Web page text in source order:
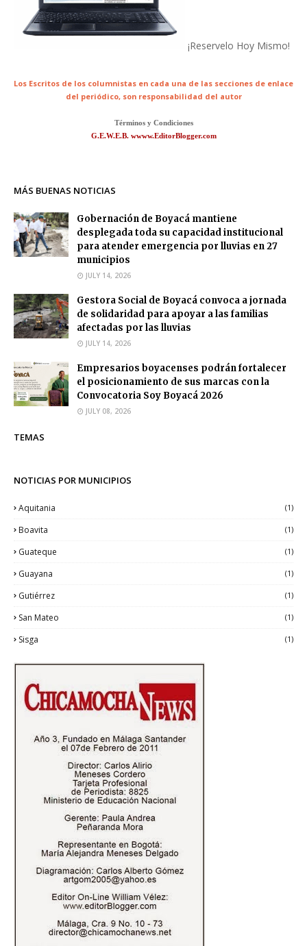
¡Reservelo Hoy Mismo!
Los Escritos de los columnistas en cada una de las secciones de enlace
del periódico, son responsabilidad del autor
Términos y Condiciones
G.E.W.E.B. wwww.EditorBlogger.com
MÁS BUENAS NOTICIAS
Gobernación de Boyacá mantiene
desplegada toda su capacidad institucional
para atender emergencia por lluvias en 27
municipios
JULY 14, 2026
Gestora Social de Boyacá convoca a jornada
de solidaridad para apoyar a las familias
afectadas por las lluvias
JULY 14, 2026
Empresarios boyacenses podrán fortalecer
el posicionamiento de sus marcas con la
Convocatoria Soy Boyacá 2026
JULY 08, 2026
TEMAS
NOTICIAS POR MUNICIPIOS
Aquitania (1)
Boavita (1)
Guateque (1)
Guayana (1)
Gutiérrez (1)
San Mateo (1)
Sisga (1)